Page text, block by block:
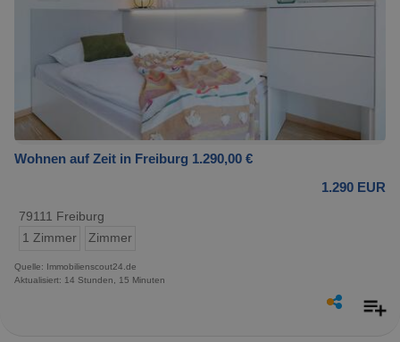
Wohnen auf Zeit in Freiburg 1.290,00 €
1.290 EUR
79111 Freiburg
1 Zimmer
Zimmer
Quelle: Immobilienscout24.de
Aktualisiert: 14 Stunden, 15 Minuten